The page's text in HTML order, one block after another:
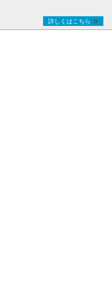
詳しくはこちら